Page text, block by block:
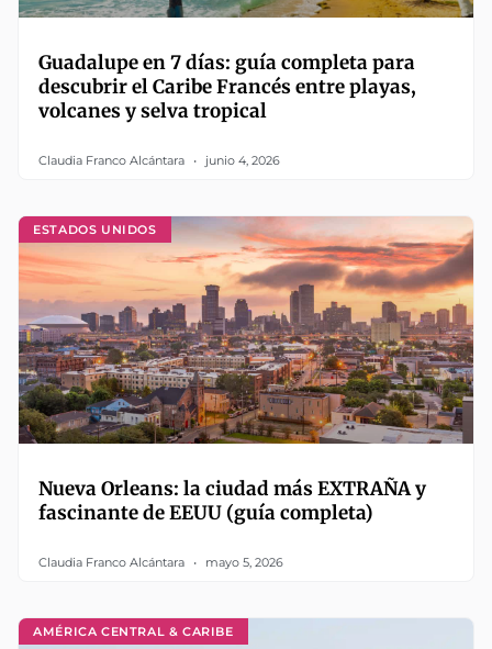
Guadalupe en 7 días: guía completa para
descubrir el Caribe Francés entre playas,
volcanes y selva tropical
Claudia Franco Alcántara junio 4, 2026
ESTADOS UNIDOS
Nueva Orleans: la ciudad más EXTRAÑA y
fascinante de EEUU (guía completa)
Claudia Franco Alcántara mayo 5, 2026
AMÉRICA CENTRAL & CARIBE